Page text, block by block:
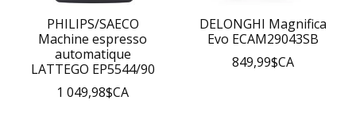
PHILIPS/SAECO
Machine espresso
automatique
LATTEGO EP5544/90
1 049,98$CA
DELONGHI Magnifica
Evo ECAM29043SB
849,99$CA